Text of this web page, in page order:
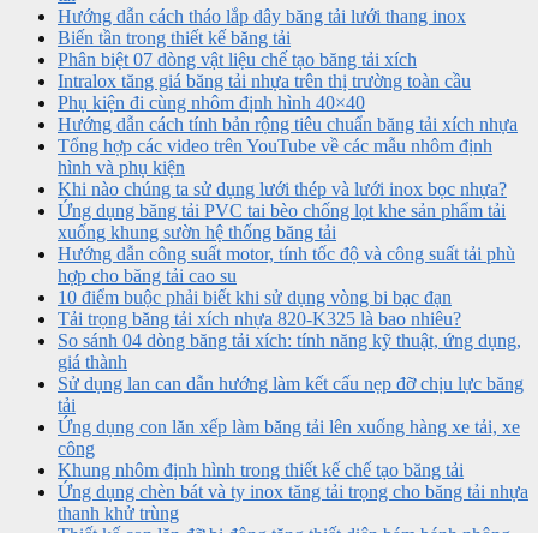
Hướng dẫn cách tháo lắp dây băng tải lưới thang inox
Biến tần trong thiết kế băng tải
Phân biệt 07 dòng vật liệu chế tạo băng tải xích
Intralox tăng giá băng tải nhựa trên thị trường toàn cầu
Phụ kiện đi cùng nhôm định hình 40×40
Hướng dẫn cách tính bản rộng tiêu chuẩn băng tải xích nhựa
Tổng hợp các video trên YouTube về các mẫu nhôm định
hình và phụ kiện
Khi nào chúng ta sử dụng lưới thép và lưới inox bọc nhựa?
Ứng dụng băng tải PVC tai bèo chống lọt khe sản phẩm tải
xuống khung sườn hệ thống băng tải
Hướng dẫn công suất motor, tính tốc độ và công suất tải phù
hợp cho băng tải cao su
10 điểm buộc phải biết khi sử dụng vòng bi bạc đạn
Tải trọng băng tải xích nhựa 820-K325 là bao nhiêu?
So sánh 04 dòng băng tải xích: tính năng kỹ thuật, ứng dụng,
giá thành
Sử dụng lan can dẫn hướng làm kết cấu nẹp đỡ chịu lực băng
tải
Ứng dụng con lăn xếp làm băng tải lên xuống hàng xe tải, xe
công
Khung nhôm định hình trong thiết kế chế tạo băng tải
Ứng dụng chèn bát và ty inox tăng tải trọng cho băng tải nhựa
thanh khử trùng